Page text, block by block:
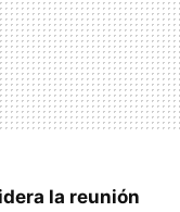
la reunión